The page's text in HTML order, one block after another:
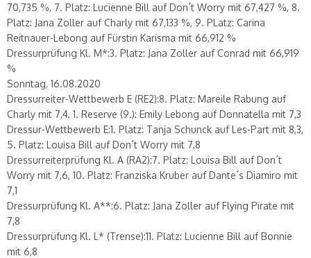
70,735 %, 7. Platz: Lucienne Bill auf Don´t Worry mit 67,427 %, 8.
Platz: Jana Zoller auf Charly mit 67,133 %, 9. PLatz: Carina
Reitnauer-Lebong auf Fürstin Karisma mit 66,912 %
Dressurprüfung Kl. M*:3. Platz: Jana Zoller auf Conrad mit 66,919
%
Sonntag, 16.08.2020
Dressurreiter-Wettbewerb E (RE2):8. Platz: Mareile Rabung auf
Charly mit 7,4, 1. Reserve (9.): Emily Lebong auf Donnatella mit 7,3
Dressur-Wettbewerb E:1. Platz: Tanja Schunck auf Les-Part mit 8,3,
5. Platz: Louisa Bill auf Don´t Worry mit 7,8
Dressurreiterprüfung Kl. A (RA2):7. Platz: Louisa Bill auf Don´t
Worry mit 7,6, 10. Platz: Franziska Kruber auf Dante´s Diamiro mit
7,1
Dressurprüfung Kl. A**:6. Platz: Jana Zoller auf Flying Pirate mit
7,8
Dressurprüfung Kl. L* (Trense):11. Platz: Lucienne Bill auf Bonnie
mit 6,8️️